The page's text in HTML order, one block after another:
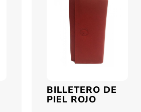
BILLETERO DE
PIEL ROJO